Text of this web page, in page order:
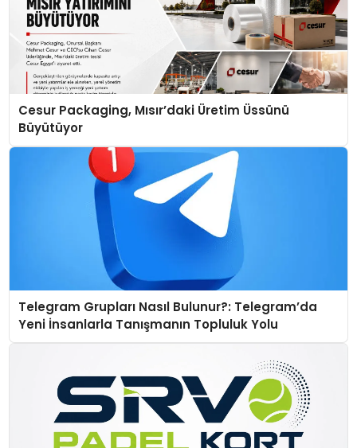
Cesur Packaging, Mısır’daki Üretim Üssünü
Büyütüyor
Telegram Grupları Nasıl Bulunur?: Telegram’da
Yeni İnsanlarla Tanışmanın Topluluk Yolu